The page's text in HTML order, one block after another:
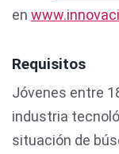
en
Requisitos
Jóvenes entre
industria
situación de